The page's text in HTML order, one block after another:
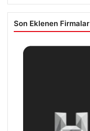
Son Eklenen Firmalar